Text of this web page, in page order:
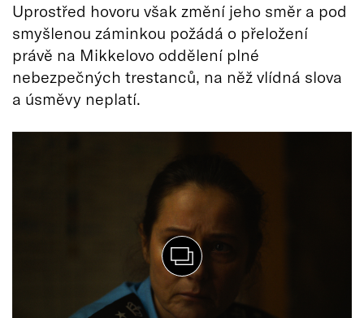
Uprostřed hovoru však změní jeho směr a pod
smyšlenou záminkou požádá o přeložení
právě na Mikkelovo oddělení plné
nebezpečných trestanců, na něž vlídná slova
a úsměvy neplatí.